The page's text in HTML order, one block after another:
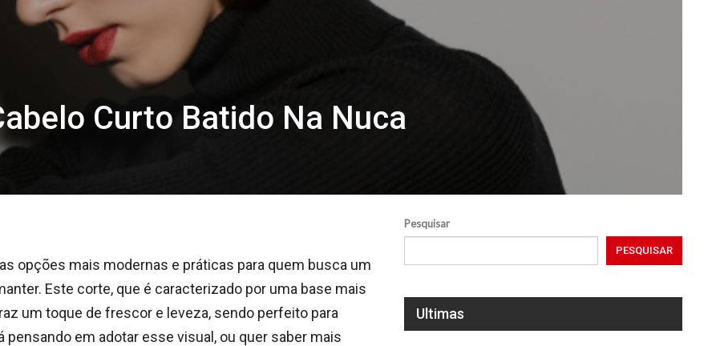
Curto Batido Na Nuca
opções mais modernas e práticas para quem busca um
Este corte, que é caracterizado por uma base mais
um toque de frescor e leveza, sendo perfeito para
em adotar esse visual, ou quer saber mais
Pesquisar
PESQUISAR
Ultimas